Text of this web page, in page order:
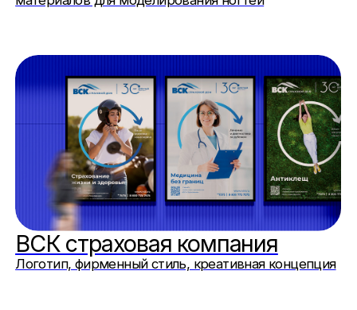
Театр Эстрады
Фирменный стиль и визуальная концепция